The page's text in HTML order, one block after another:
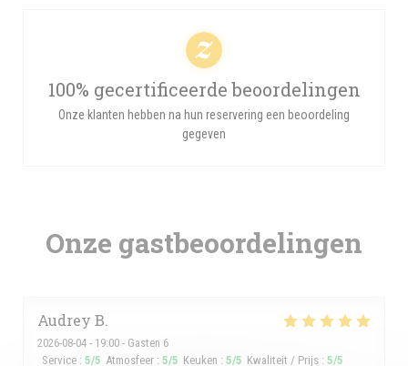
Onze gastbeoordelingen
Audrey B
2026-08-04 - 19:00 - Gasten 6
Service : 5/5 Atmosfeer : 5/5 Keuken : 5/5 Kwaliteit / Prijs : 5/5
100% gecertificeerde beoordelingen
Onze klanten hebben na hun reservering een beoordeling
gegeven